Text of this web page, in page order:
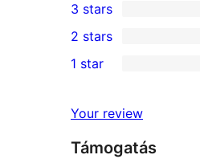
star
reviews
4-
star
reviews
0
3-
star
3 stars
2-
reviews
2 stars
star
review
1 star
Your review
Támogatás